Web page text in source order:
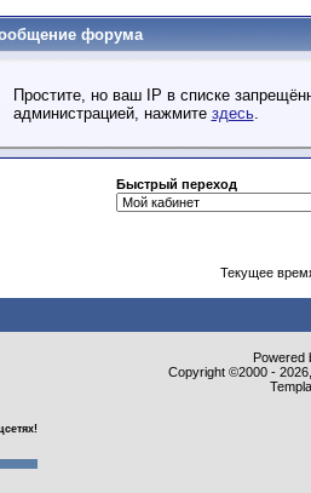
форума
Простите, но ваш IP в списке
администрацией, нажмите здесь.
Быстрый переход
Текущее
Powered
Copyright ©2000 -